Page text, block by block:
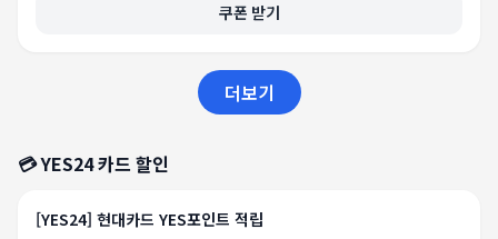
쿠폰 받기
더보기
💳YES24카드 할인
[YES24] 현대카드 YES포인트 적립